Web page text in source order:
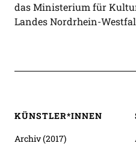
das Ministerium für
Landes Nordrhein-
KÜNSTLER*INNEN
Archiv (2017)